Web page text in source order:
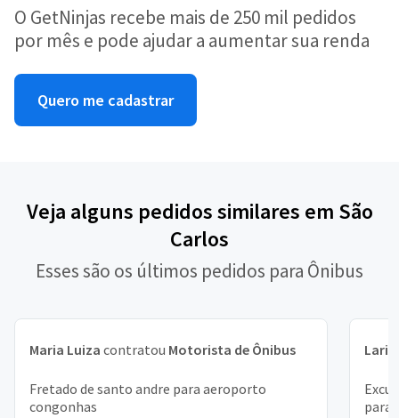
O GetNinjas recebe mais de 250 mil pedidos
por mês e pode ajudar a aumentar sua renda
Quero me cadastrar
Veja alguns pedidos similares em São
Carlos
Esses são os últimos pedidos para Ônibus
Maria Luiza contratou Motorista de Ônibus
Fretado de santo andre para aeroporto
congonhas